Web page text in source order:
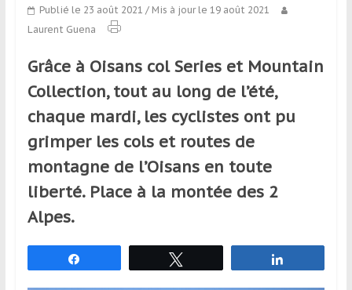
aux
voyageurs
ponctuels
ou
réguliers,
pratiquants,
passionnés
ou
simples
spectateurs
sport,
qui
Publié le 23 août 2021 / Mis à jour le 19 août 2021
Laurent Guena
Grâce à Oisans col Series et Mountain
Collection, tout au long de l’été,
chaque mardi, les cyclistes ont pu
grimper les cols et routes de
montagne de l’Oisans en toute
liberté. Place à la montée des 2
Alpes.